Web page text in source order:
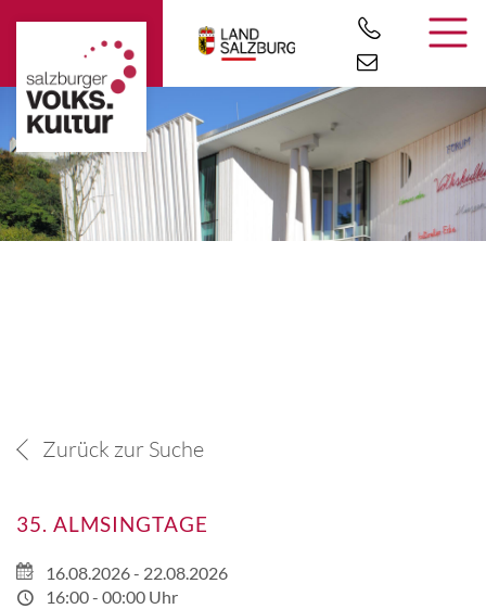
Zurück zur Suche
35. ALMSINGTAGE
16.08.2026 - 22.08.2026
16:00 - 00:00 Uhr